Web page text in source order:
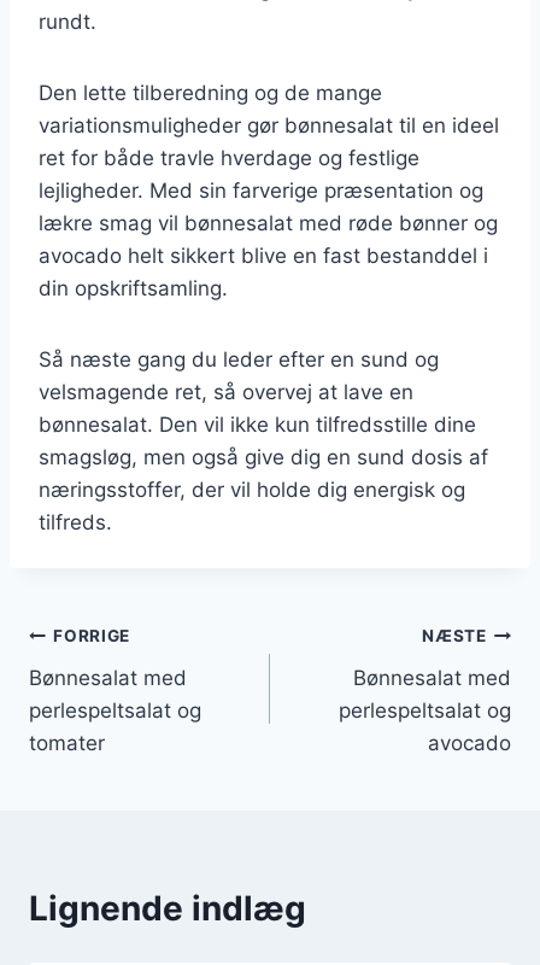
rundt.
Den lette tilberedning og de mange
variationsmuligheder gør bønnesalat til en ideel
ret for både travle hverdage og festlige
lejligheder. Med sin farverige præsentation og
lækre smag vil bønnesalat med røde bønner og
avocado helt sikkert blive en fast bestanddel i
din opskriftsamling.
Så næste gang du leder efter en sund og
velsmagende ret, så overvej at lave en
bønnesalat. Den vil ikke kun tilfredsstille dine
smagsløg, men også give dig en sund dosis af
næringsstoffer, der vil holde dig energisk og
tilfreds.
Indlægsnavigation
FORRIGE
Bønnesalat med
perlespeltsalat og
tomater
NÆSTE
Bønnesalat med
perlespeltsalat og
avocado
Lignende indlæg